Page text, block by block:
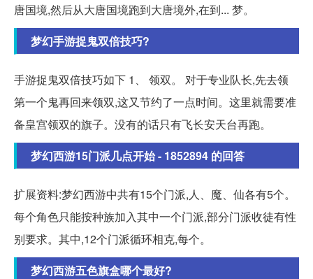
唐国境,然后从大唐国境跑到大唐境外,在到... 梦。
梦幻手游捉鬼双倍技巧?
手游捉鬼双倍技巧如下 1、 领双。 对于专业队长,先去领
第一个鬼再回来领双,这又节约了一点时间。这里就需要准
备皇宫领双的旗子。没有的话只有飞长安天台再跑。
梦幻西游15门派几点开始 - 1852894 的回答
扩展资料:梦幻西游中共有15个门派,人、魔、仙各有5个。
每个角色只能按种族加入其中一个门派,部分门派收徒有性
别要求。其中,12个门派循环相克,每个。
梦幻西游五色旗盒哪个最好?